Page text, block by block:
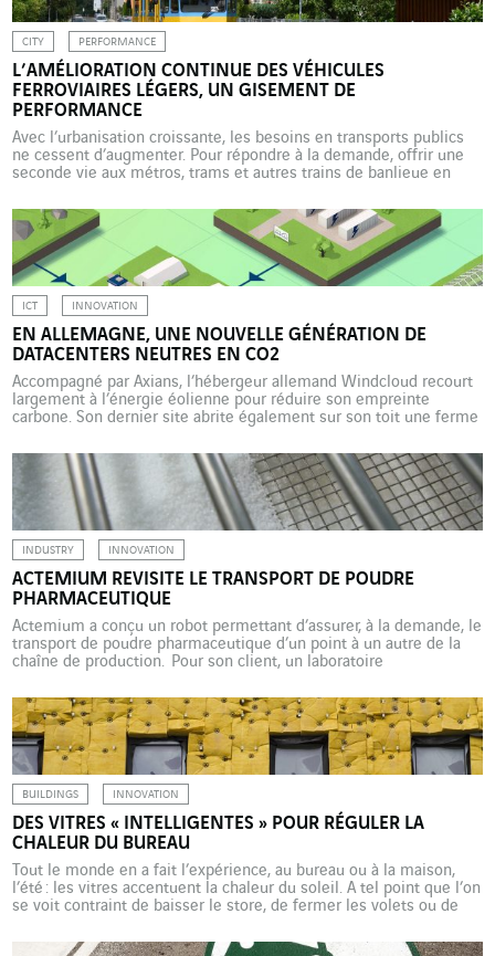
CITY PERFORMANCE
L’AMÉLIORATION CONTINUE DES VÉHICULES
FERROVIAIRES LÉGERS, UN GISEMENT DE
PERFORMANCE
Avec l’urbanisation croissante, les besoins en transports publics
ne cessent d’augmenter. Pour répondre à la demande, offrir une
seconde vie aux métros, trams et autres trains de banlieue en
matériels neufs. Que ce soit sur le plan économique,
environnemental ou social, mais aussi en matière de […]
ICT INNOVATION
EN ALLEMAGNE, UNE NOUVELLE GÉNÉRATION DE
DATACENTERS NEUTRES EN CO2
Accompagné par Axians, l’hébergeur allemand Windcloud recourt
largement à l’énergie éolienne pour réduire son empreinte
carbone. Son dernier site abrite également sur son toit une ferme
niveau mondial, les produits et services numériques
représenteraient environ 3 % des émissions de gaz à effet de […]
INDUSTRY INNOVATION
ACTEMIUM REVISITE LE TRANSPORT DE POUDRE
PHARMACEUTIQUE
Actemium a conçu un robot permettant d’assurer, à la demande, le
transport de poudre pharmaceutique d’un point à un autre de la
chaîne de production. Pour son client, un laboratoire
manutention de matières premières, s’est associé à Actemium, la
marque de VINCI Energies dédiée au process industriel, pour
concevoir […]
BUILDINGS INNOVATION
DES VITRES « INTELLIGENTES » POUR RÉGULER LA
CHALEUR DU BUREAU
Tout le monde en a fait l’expérience, au bureau ou à la maison,
l’été : les vitres accentuent la chaleur du soleil. A tel point que l’on
se voit contraint de baisser le store, de fermer les volets ou de
mêmes ? Des chercheurs ont ainsi […]